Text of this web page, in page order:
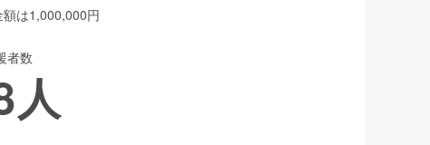
ケア
額は1,000,000円
者数
人